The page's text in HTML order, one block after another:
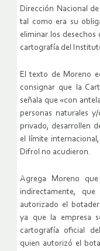
Dirección Nacional
tal como era su
eliminar los desechos
cartografía del
El texto de Moreno
consignar que la
señala que «con
personas naturales
privado, desarrollen
el límite
Difrol no acudieron.
Agrega Moreno
indirectamente,
autorizado el
ya que la empresa
cartografía oficial
quien autorizó el